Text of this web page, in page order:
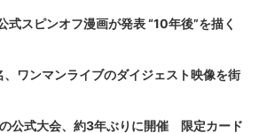
式スピンオフ漫画が発表 “10年後”を描く
ワンマンライブのダイジェスト映像を街
の公式大会、約3年ぶりに開催 限定カード